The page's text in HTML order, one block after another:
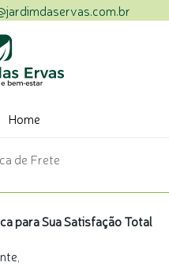
Home
de Frete
para Sua Satisfação Total